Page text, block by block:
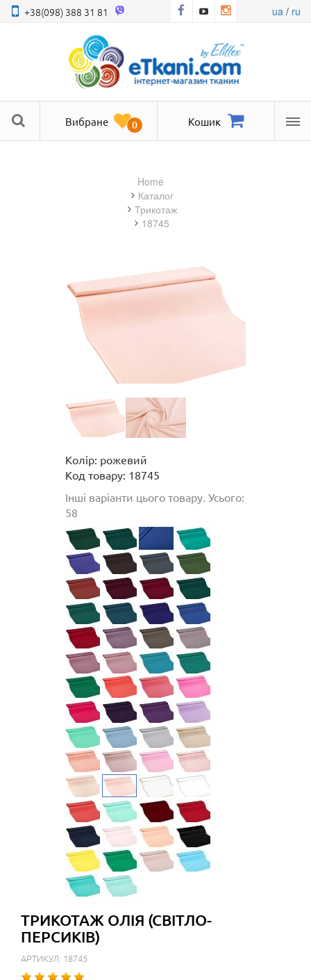
+38(098) 388 31 81 ua/ ru
Вибране 0 Кошик
Home
Каталог
трикотаж
18745
Колір: рожевий
Код товару: 18745
Інші варіанти цього товару. Усього:
58
ТРИКОТАЖ ОЛІЯ (СВІТЛО-
ПЕРСИКІВ)
АРТИКУЛ: 18745